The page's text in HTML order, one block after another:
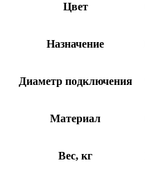
Цвет
Назначение
Диаметр подключения
Материал
Вес, кг